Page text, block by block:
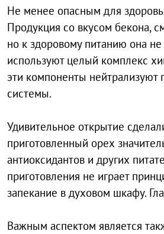
Не менее опасным для
Продукция со вкусом бекона,
но к здоровому питанию она
используют целый комплекс
эти компоненты нейтрализуют
системы.
Удивительное открытие
приготовленный орех
антиоксидантов и других
приготовления не играет
запекание в духовом шкафу.
Важным аспектом является